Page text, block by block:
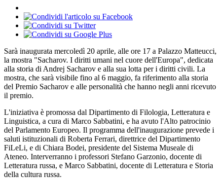
Sarà inaugurata mercoledì 20 aprile, alle ore 17 a Palazzo Matteucci,
la mostra "Sacharov. I diritti umani nel cuore dell'Europa", dedicata
alla storia di Andrej Sacharov e alla sua lotta per i diritti civili. La
mostra, che sarà visibile fino al 6 maggio, fa riferimento alla storia
del Premio Sacharov e alle personalità che hanno negli anni ricevuto
il premio.
L'iniziativa è promossa dal Dipartimento di Filologia, Letteratura e
Linguistica, a cura di Marco Sabbatini, e ha avuto l'Alto patrocinio
del Parlamento Europeo. Il programma dell'inaugurazione prevede i
saluti istituzionali di Roberta Ferrari, direttrice del Dipartimento
FiLeLi, e di Chiara Bodei, presidente del Sistema Museale di
Ateneo. Interverranno i professori Stefano Garzonio, docente di
Letteratura russa, e Marco Sabbatini, docente di Letteratura e Storia
della cultura russa.